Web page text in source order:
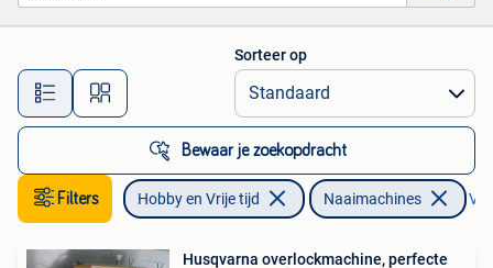
Alle afstanden…
Sorteer op
Bewaar je zoekopdracht
Filters Hobby en Vrije tijd Naaimachines
Husqvarna overlockmachine, perfecte